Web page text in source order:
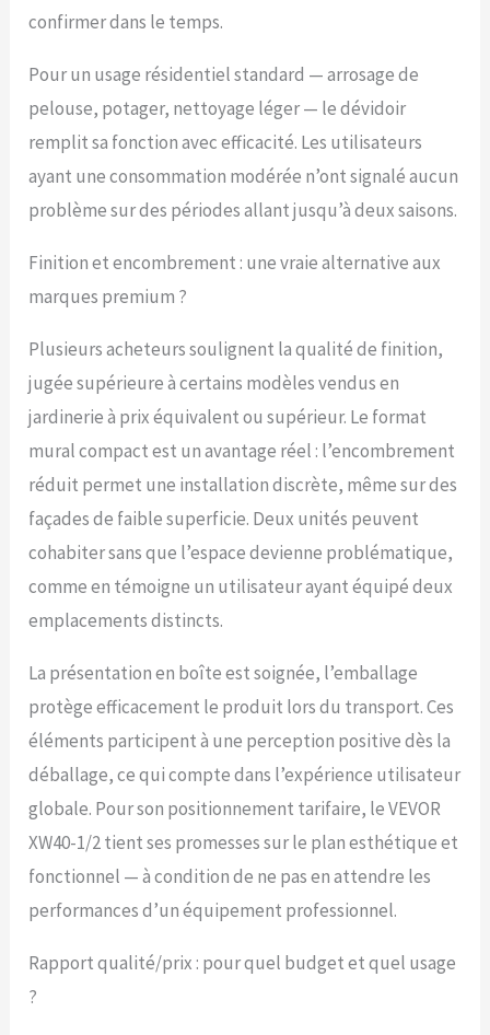
confirmer dans le temps.
Pour un usage résidentiel standard — arrosage de
pelouse, potager, nettoyage léger — le dévidoir
remplit sa fonction avec efficacité. Les utilisateurs
ayant une consommation modérée n’ont signalé aucun
problème sur des périodes allant jusqu’à deux saisons.
Finition et encombrement : une vraie alternative aux
marques premium ?
Plusieurs acheteurs soulignent la qualité de finition,
jugée supérieure à certains modèles vendus en
jardinerie à prix équivalent ou supérieur. Le format
mural compact est un avantage réel : l’encombrement
réduit permet une installation discrète, même sur des
façades de faible superficie. Deux unités peuvent
cohabiter sans que l’espace devienne problématique,
comme en témoigne un utilisateur ayant équipé deux
emplacements distincts.
La présentation en boîte est soignée, l’emballage
protège efficacement le produit lors du transport. Ces
éléments participent à une perception positive dès la
déballage, ce qui compte dans l’expérience utilisateur
globale. Pour son positionnement tarifaire, le VEVOR
XW40-1/2 tient ses promesses sur le plan esthétique et
fonctionnel — à condition de ne pas en attendre les
performances d’un équipement professionnel.
Rapport qualité/prix : pour quel budget et quel usage
?